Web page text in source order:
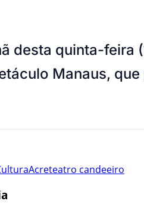
desta quinta-feira
Manaus,
Acreteatro candeeiro